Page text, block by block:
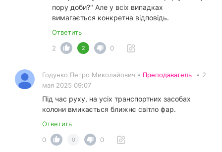
пору доби?" Але у всіх випадках
вимагається конкретна відповідь.
Ответить
2
2 0
Годунко Петро Миколайович • Преподаватель • 2
мая 2025 09:07
Під час руху, на усіх транспортних засобах
колони вмикається ближнє світло фар.
Ответить
0
0 0